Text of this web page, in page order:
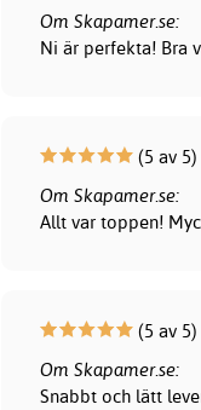
Om Skapamer.se:
Ni är perfekta! Bra
(5 av
Om Skapamer.se:
Allt var toppen!
(5 av
Om Skapamer.se:
Snabbt och lätt